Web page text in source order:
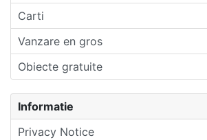
Carti
Vanzare en gros
Obiecte gratuite
Informatie
Privacy Notice